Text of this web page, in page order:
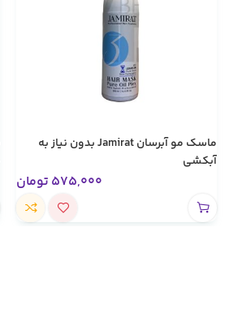
ماسک مو آبرسان Jamirat بدون نیاز به
آبکشی
575,000 تومان